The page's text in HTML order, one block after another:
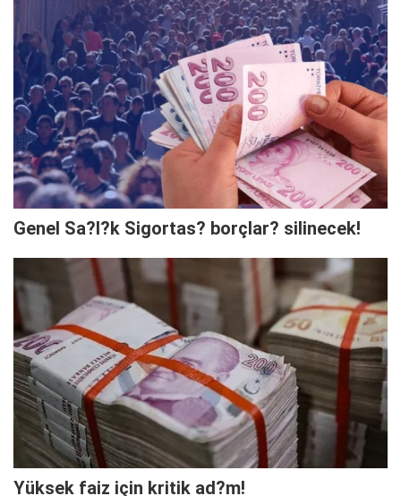
Genel Sa?l?k Sigortas? borçlar? silinecek!
Yüksek faiz için kritik ad?m!